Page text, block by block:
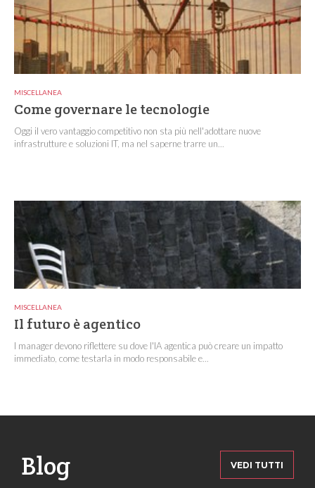
MISCELLANEA
Come governare le tecnologie
Oggi il vero vantaggio competitivo non sta più nell'adottare nuove
infrastrutture e soluzioni IT, ma nel saperne trarre un...
MISCELLANEA
Il futuro è agentico
I manager devono riflettere su dove l'IA agentica può creare un impatto
immediato, come testarla in modo responsabile e...
Blog VEDI TUTTI